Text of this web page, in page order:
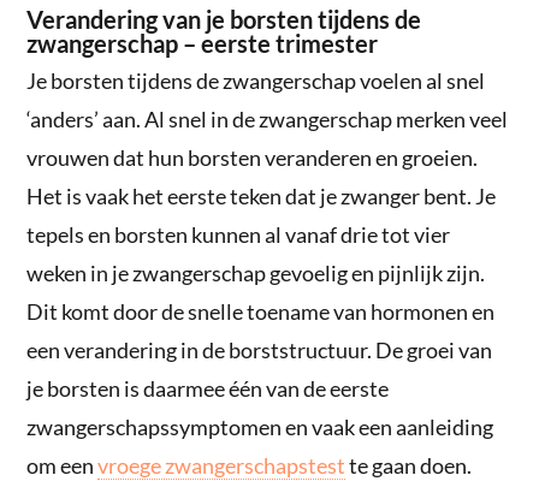
Verandering van je borsten tijdens de
zwangerschap – eerste trimester
Je borsten tijdens de zwangerschap voelen al snel
‘anders’ aan. Al snel in de zwangerschap merken veel
vrouwen dat hun borsten veranderen en groeien.
Het is vaak het eerste teken dat je zwanger bent. Je
tepels en borsten kunnen al vanaf drie tot vier
weken in je zwangerschap gevoelig en pijnlijk zijn.
Dit komt door de snelle toename van hormonen en
een verandering in de borststructuur. De groei van
je borsten is daarmee één van de eerste
zwangerschapssymptomen en vaak een aanleiding
om eenvroege zwangerschapstestte gaan doen.